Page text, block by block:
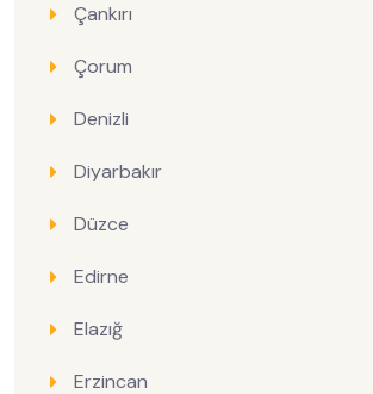
Çankırı
Çorum
Denizli
Diyarbakır
Düzce
Edirne
Elazığ
Erzincan